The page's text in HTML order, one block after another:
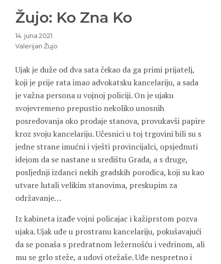
Žujo: Ko Zna Ko
14. juna 2021.
Valerijan Žujo
Ujak je duže od dva sata čekao da ga primi prijatelj,
koji je prije rata imao advokatsku kancelariju, a sada
je važna persona u vojnoj policiji. On je ujaku
svojevremeno prepustio nekoliko unosnih
posredovanja oko prodaje stanova, provukavši papire
kroz svoju kancelariju. Učesnici u toj trgovini bili su s
jedne strane imućni i vješti provincijalci, opsjednuti
idejom da se nastane u središtu Grada, a s druge,
posljednji izdanci nekih gradskih porodica, koji su kao
utvare lutali velikim stanovima, preskupim za
održavanje…
Iz kabineta izađe vojni policajac i kažiprstom pozva
ujaka. Ujak uđe u prostranu kancelariju, pokušavajući
da se ponaša s predratnom ležernošću i vedrinom, ali
mu se grlo steže, a udovi otežaše. Uđe nespretno i